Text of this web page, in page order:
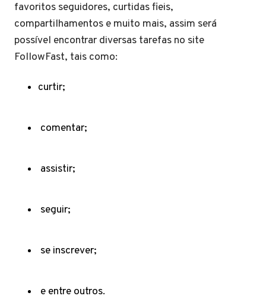
favoritos seguidores, curtidas fieis,
compartilhamentos e muito mais, assim será
possível encontrar diversas tarefas no site
FollowFast, tais como:
curtir;
comentar;
assistir;
seguir;
se inscrever;
e entre outros.